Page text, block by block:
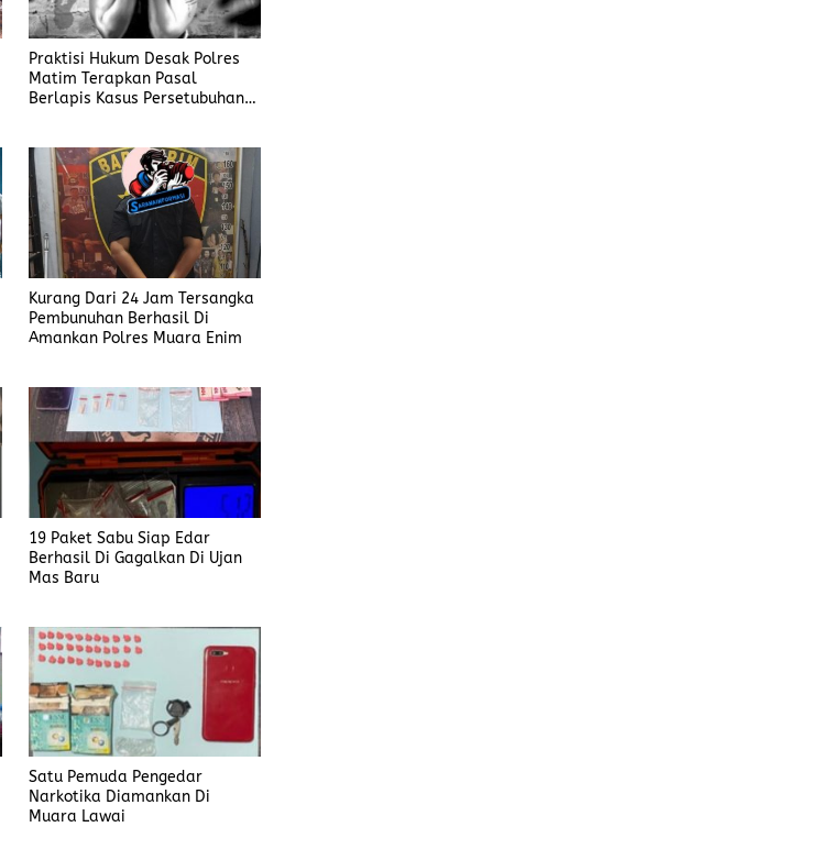
Praktisi Hukum Desak Polres
Matim Terapkan Pasal
Berlapis Kasus Persetubuhan
Kurang Dari 24 Jam Tersangka
Pembunuhan Berhasil Di
Amankan Polres Muara Enim
19 Paket Sabu Siap Edar
Berhasil Di Gagalkan Di Ujan
Mas Baru
Satu Pemuda Pengedar
Narkotika Diamankan Di
Muara Lawai